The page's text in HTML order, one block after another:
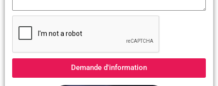
Demande d'information